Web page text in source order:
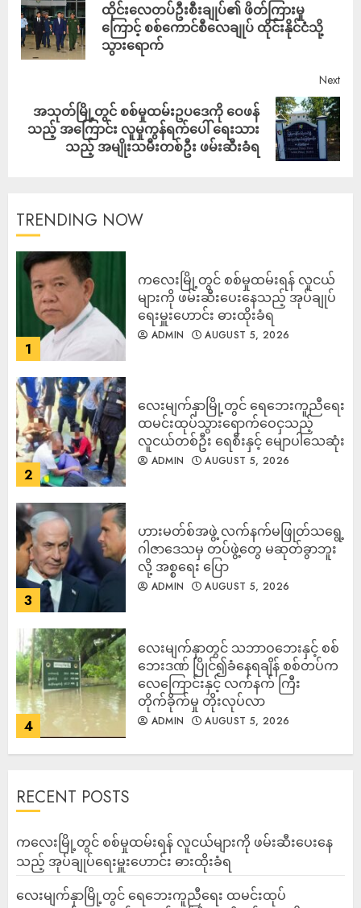
ထိုင်းလေတပ်ဦးစီးချုပ်၏ ဖိတ်ကြားမှု
ကြောင့် စစ်ကောင်စီလေချုပ် ထိုင်းနိုင်ငံသို့
သွားရောက်
Next
အသုတ်မြို့တွင် စစ်မှုထမ်းဥပဒေကို ဝေဖန်
သည့် အကြောင်း လူမှုကွန်ရက်ပေါ် ရေးသား
သည့် အမျိုးသမီးတစ်ဦး ဖမ်းဆီးခံရ
TRENDING NOW
1
ကလေးမြို့တွင် စစ်မှုထမ်းရန် လူငယ်
များကို ဖမ်းဆီးပေးနေသည့် အုပ်ချုပ်
ရေးမှူးဟောင်း ဓားထိုးခံရ
ADMIN AUGUST 5, 2026
2
လေးမျက်နှာမြို့တွင် ရေဘေးကူညီရေး
ထမင်းထုပ်သွားရောက်ဝေငှသည့်
လူငယ်တစ်ဦး ရေစီးနှင့် မျောပါသေဆုံး
ADMIN AUGUST 5, 2026
3
ဟားမတ်စ်အဖွဲ့ လက်နက်မဖြုတ်သရွေ့
ဂါဇာဒေသမှ တပ်ဖွဲ့တွေ မဆုတ်ခွာဘူး
လို့ အစ္စရေး ပြော
ADMIN AUGUST 5, 2026
4
‎လေးမျက်နှာတွင် သဘာဝဘေးနှင့် စစ်
ဘေးဒဏ် ပြိုင်၍ခံနေရချိန် စစ်တပ်က
လေကြောင်းနှင့် လက်နက် ကြီး
တိုက်ခိုက်မှု တိုးလုပ်လာ
ADMIN AUGUST 5, 2026
RECENT POSTS
ကလေးမြို့တွင် စစ်မှုထမ်းရန် လူငယ်များကို ဖမ်းဆီးပေးနေ
သည့် အုပ်ချုပ်ရေးမှူးဟောင်း ဓားထိုးခံရ
လေးမျက်နှာမြို့တွင် ရေဘေးကူညီရေး ထမင်းထုပ်